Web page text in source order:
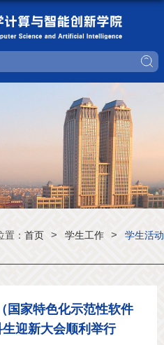
置： 首页 > 学生工作 > 学生活动
国家特色化示范性软件
迎新大会顺利举行